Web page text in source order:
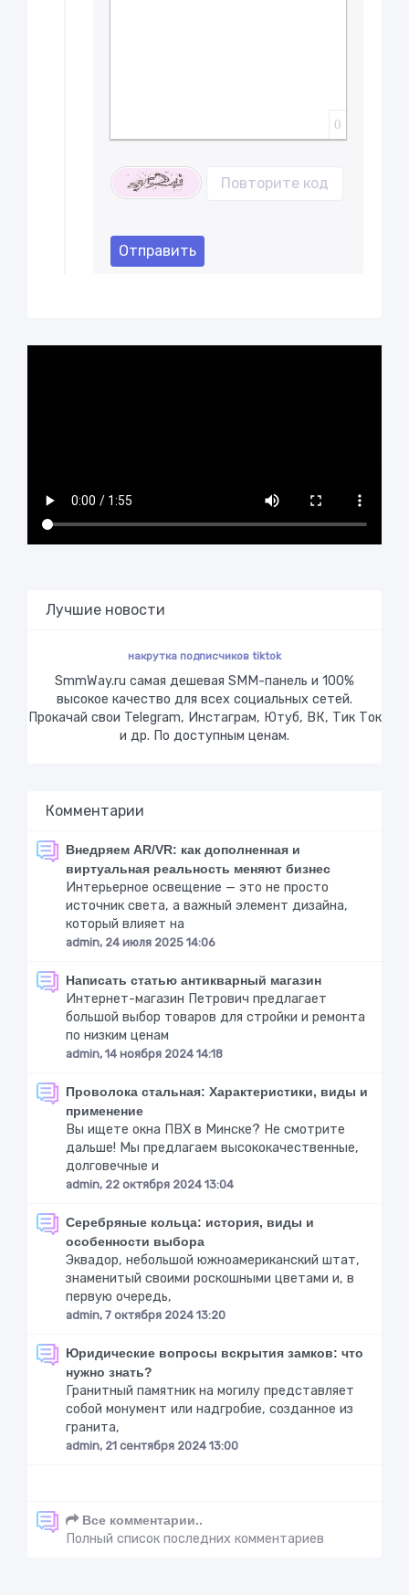
0
Отправить
Лучшие новости
накрутка подписчиков tiktok
SmmWay.ru самая дешевая SMM-панель и 100%
высокое качество для всех социальных сетей.
Прокачай свои Telegram, Инстаграм, Ютуб, ВК, Тик Ток
и др. По доступным ценам.
Комментарии
Внедряем AR/VR: как дополненная и
виртуальная реальность меняют бизнес
Интерьерное освещение — это не просто
источник света, а важный элемент дизайна,
который влияет на
admin, 24 июля 2025 14:06
Написать статью антикварный магазин
Интернет-магазин Петрович предлагает
большой выбор товаров для стройки и ремонта
по низким ценам
admin, 14 ноября 2024 14:18
Проволока стальная: Характеристики, виды и
применение
Вы ищете окна ПВХ в Минске? Не смотрите
дальше! Мы предлагаем высококачественные,
долговечные и
admin, 22 октября 2024 13:04
Серебряные кольца: история, виды и
особенности выбора
Эквадор, небольшой южноамериканский штат,
знаменитый своими роскошными цветами и, в
первую очередь,
admin, 7 октября 2024 13:20
Юридические вопросы вскрытия замков: что
нужно знать?
Гранитный памятник на могилу представляет
собой монумент или надгробие, созданное из
гранита,
admin, 21 сентября 2024 13:00
Все комментарии..
Полный список последних комментариев